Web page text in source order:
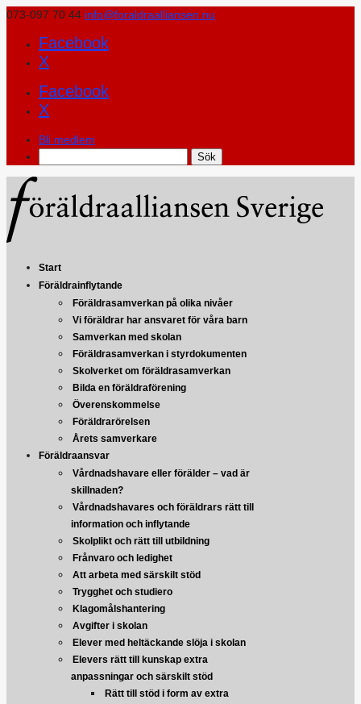
073-097 70 44 info@foraldraalliansen.nu
Facebook
X
Facebook
X
Bli medlem
Start
Föräldrainflytande
Föräldrasamverkan på olika nivåer
Vi föräldrar har ansvaret för våra barn
Samverkan med skolan
Föräldrasamverkan i styrdokumenten
Skolverket om föräldrasamverkan
Bilda en föräldraförening
Överenskommelse
Föräldrarörelsen
Årets samverkare
Föräldraansvar
Vårdnadshavare eller förälder – vad är
skillnaden?
Vårdnadshavares och föräldrars rätt till
information och inflytande
Skolplikt och rätt till utbildning
Frånvaro och ledighet
Att arbeta med särskilt stöd
Trygghet och studiero
Klagomålshantering
Avgifter i skolan
Elever med heltäckande slöja i skolan
Elevers rätt till kunskap extra
anpassningar och särskilt stöd
Rätt till stöd i form av extra